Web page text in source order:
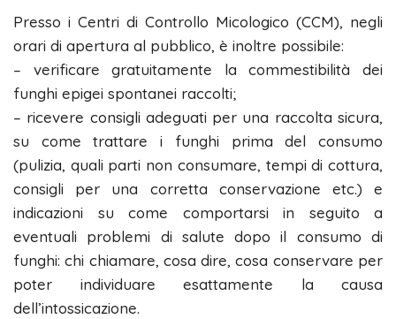
Presso i Centri di Controllo Micologico (CCM), negli
orari di apertura al pubblico, è inoltre possibile:
– verificare gratuitamente la commestibilità dei
funghi epigei spontanei raccolti;
– ricevere consigli adeguati per una raccolta sicura,
su come trattare i funghi prima del consumo
(pulizia, quali parti non consumare, tempi di cottura,
consigli per una corretta conservazione etc.) e
indicazioni su come comportarsi in seguito a
eventuali problemi di salute dopo il consumo di
funghi: chi chiamare, cosa dire, cosa conservare per
poter individuare esattamente la causa
dell’intossicazione.